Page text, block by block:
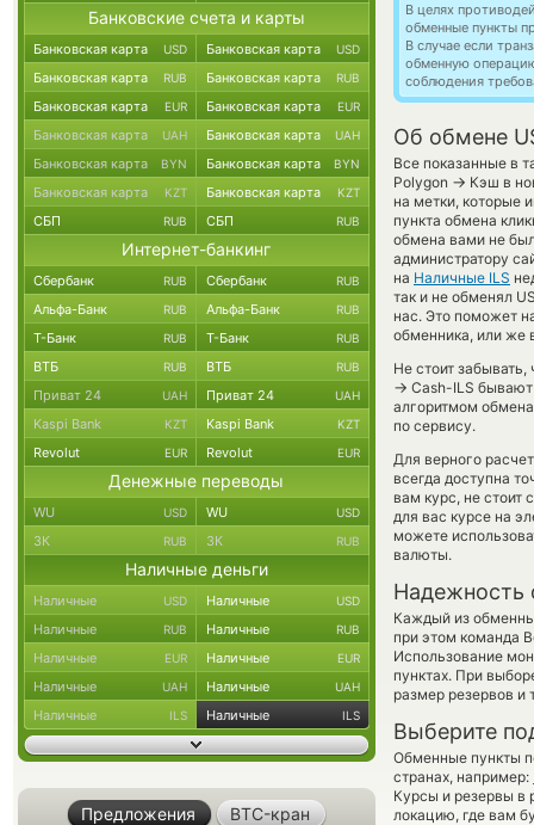
В целях
обменные пункты
В случае если
обменную
соблюдения
Об обмене
Все показанные в
Polygon → Кэш в
на метки, которые
пункта обмена
обмена вами не
администратору
на Наличные ILS
так и не обменял
нас. Это поможет
обменника, или же
Не стоит
→ Cash-ILS бывают
алгоритмом
по сервису.
Для верного
всегда доступна
вам курс, не стоит
для вас курсе на
можете
валюты.
Надежность
Каждый из
при этом команда
Использование
пунктах. При
размер резервов и
Выберите
Обменные пункты
странах, например:
Курсы и резервы в
локацию, где вам
Банковские счета и карты
Банковская карта USD Банковская карта USD
Банковская карта RUB Банковская карта RUB
Банковская карта EUR Банковская карта EUR
Банковская карта UAH Банковская карта UAH
Банковская карта BYN Банковская карта BYN
Банковская карта KZT Банковская карта KZT
СБП RUB СБП RUB
Интернет-банкинг
Сбербанк RUB Сбербанк RUB
Альфа-Банк RUB Альфа-Банк RUB
Т-Банк RUB Т-Банк RUB
ВТБ RUB ВТБ RUB
Приват 24 UAH Приват 24 UAH
Kaspi Bank KZT Kaspi Bank KZT
Revolut EUR Revolut EUR
Денежные переводы
WU USD WU USD
ЗК RUB ЗК RUB
Наличные деньги
Наличные USD Наличные USD
Наличные RUB Наличные RUB
Наличные EUR Наличные EUR
Наличные UAH Наличные UAH
Наличные ILS Наличные ILS
Предложения BTC-кран